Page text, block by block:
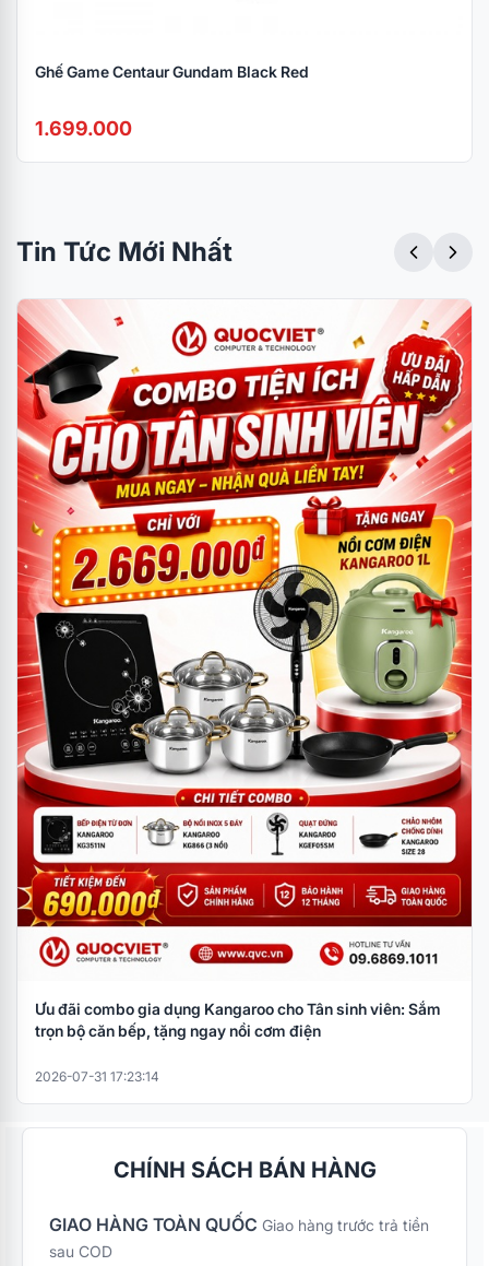
Ghế Game Centaur Gundam Black Red
1.699.000
Tin Tức Mới Nhất
Ưu đãi combo gia dụng Kangaroo cho Tân sinh viên: Sắm
trọn bộ căn bếp, tặng ngay nồi cơm điện
2026-07-31 17:23:14
CHÍNH SÁCH BÁN HÀNG
GIAO HÀNG TOÀN QUỐC Giao hàng trước trả tiền
sau COD